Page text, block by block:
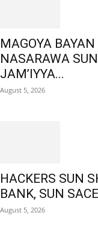
MAGOYA
NASARAWA
JAM’IYYA...
August 5, 2026
HACKERS SUN
BANK, SUN
August 5, 2026